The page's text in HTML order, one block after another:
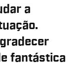
a
fantástica